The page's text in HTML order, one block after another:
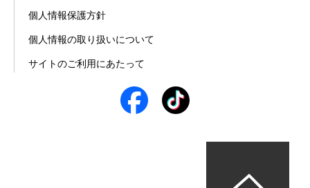
個人情報保護方針
個人情報の取り扱いについて
サイトのご利用にあたって